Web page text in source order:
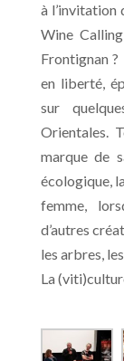
à l’invitation
Wine
Frontignan ?
en liberté,
sur
Orientales.
marque de
écologique,
femme,
d’autres
les arbres,
La